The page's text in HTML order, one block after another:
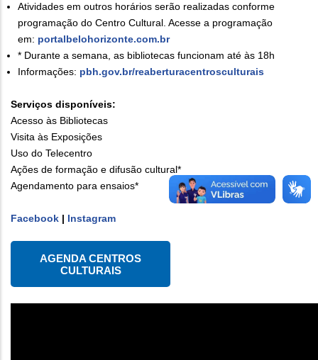
Atividades em outros horários serão realizadas conforme
programação do Centro Cultural. Acesse a programação
em: portalbelohorizonte.com.br
* Durante a semana, as bibliotecas funcionam até às 18h
Informações: pbh.gov.br/reaberturacentrosculturais
Serviços disponíveis:
Acesso às Bibliotecas
Visita às Exposições
Uso do Telecentro
Ações de formação e difusão cultural*
Agendamento para ensaios*
Facebook | Instagram
AGENDA CENTROS
CULTURAIS